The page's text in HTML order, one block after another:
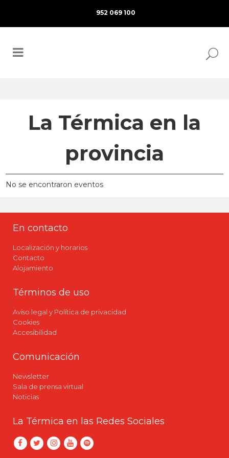
952 069 100
La Térmica en la
provincia
No se encontraron eventos
En contacto
Localización y horarios
Contacto
Alojamiento
Términos de uso
Aviso legal y Política de privacidad
Cookies
Accesibilidad
Comunicación
Newsletter
Sala de prensa virtual
Noticias
La Térmica en las Redes Sociales